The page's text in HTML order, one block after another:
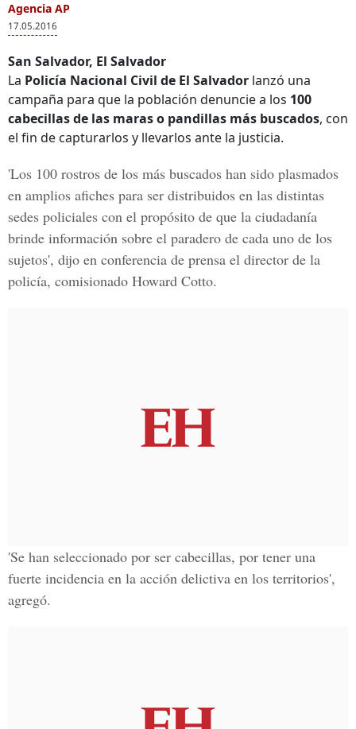
Agencia AP
17.05.2016
San Salvador, El Salvador
La Policía Nacional Civil de El Salvador lanzó una
campaña para que la población denuncie a los 100
cabecillas de las maras o pandillas más buscados, con
el fin de capturarlos y llevarlos ante la justicia.
'Los 100 rostros de los más buscados han sido plasmados
en amplios afiches para ser distribuidos en las distintas
sedes policiales con el propósito de que la ciudadanía
brinde información sobre el paradero de cada uno de los
sujetos', dijo en conferencia de prensa el director de la
policía, comisionado Howard Cotto.
'Se han seleccionado por ser cabecillas, por tener una
fuerte incidencia en la acción delictiva en los territorios',
agregó.